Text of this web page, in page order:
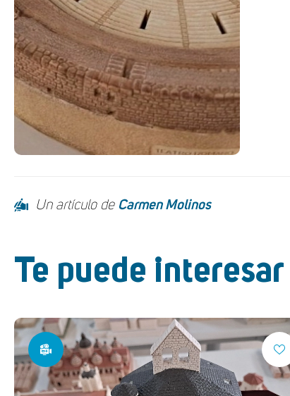
Un artículo de Carmen Molinos
Te puede interesar